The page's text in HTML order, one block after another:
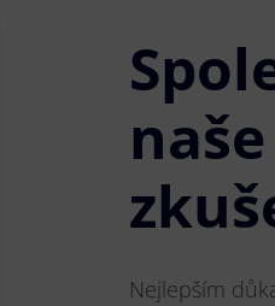
Nejlepším